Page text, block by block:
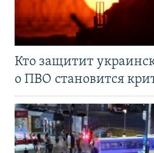
Кто защитит
о ПВО становится